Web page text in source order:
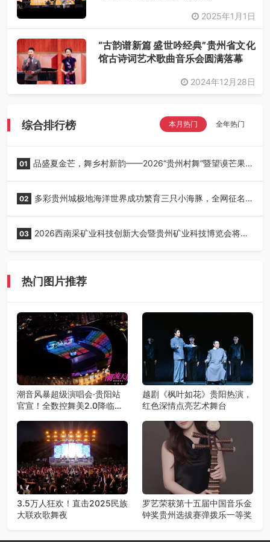
2025年1月1日
“古韵谱新篇 盛世吟经典”贵州省文化
馆古诗词艺术歌曲音乐会圆满落幕
2024年12月28日
综合排行榜 本月热门 全年热门
01 品盛夏金芒，舞乡村新韵——2026“贵州村舞”暨望谟芒果
02 多彩贵州城极地海洋世界成功繁育三只小海豚，全网征名
03 2026西南采矿业科技创新大会暨贵州矿业科技博览会将在
热门图片推荐
潮音风暴超级演唱会·贵阳站
官宣！全数控舞美2.0降临，
青春DNA！
越剧《枫叶如花》贵阳热演，
红色深情点亮艺术舞台
3.5万人狂欢！直击2025民族
大联欢歌舞夜
罗艺荣获第十五届中国音乐金
钟奖贵州选拔赛弹拨乐一等奖​